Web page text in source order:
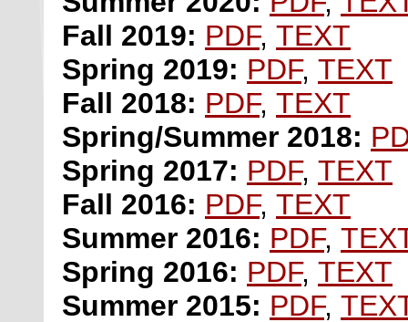
Fall 2019: PDF, TEXT
Spring 2019: PDF, TEXT
Fall 2018: PDF, TEXT
Spring/Summer 2018:
Spring 2017: PDF, TEXT
Fall 2016: PDF, TEXT
Summer 2016: PDF,
Spring 2016: PDF, TEXT
Summer 2015: PDF,